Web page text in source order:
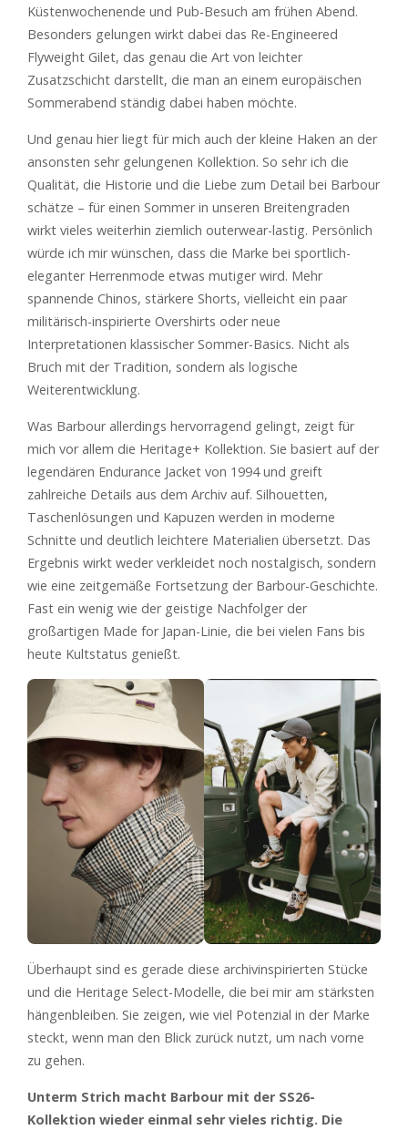
Küstenwochenende und Pub-Besuch am frühen Abend.
Besonders gelungen wirkt dabei das Re-Engineered
Flyweight Gilet, das genau die Art von leichter
Zusatzschicht darstellt, die man an einem europäischen
Sommerabend ständig dabei haben möchte.
Und genau hier liegt für mich auch der kleine Haken an der
ansonsten sehr gelungenen Kollektion. So sehr ich die
Qualität, die Historie und die Liebe zum Detail bei Barbour
schätze – für einen Sommer in unseren Breitengraden
wirkt vieles weiterhin ziemlich outerwear-lastig. Persönlich
würde ich mir wünschen, dass die Marke bei sportlich-
eleganter Herrenmode etwas mutiger wird. Mehr
spannende Chinos, stärkere Shorts, vielleicht ein paar
militärisch-inspirierte Overshirts oder neue
Interpretationen klassischer Sommer-Basics. Nicht als
Bruch mit der Tradition, sondern als logische
Weiterentwicklung.
Was Barbour allerdings hervorragend gelingt, zeigt für
mich vor allem die Heritage+ Kollektion. Sie basiert auf der
legendären Endurance Jacket von 1994 und greift
zahlreiche Details aus dem Archiv auf. Silhouetten,
Taschenlösungen und Kapuzen werden in moderne
Schnitte und deutlich leichtere Materialien übersetzt. Das
Ergebnis wirkt weder verkleidet noch nostalgisch, sondern
wie eine zeitgemäße Fortsetzung der Barbour-Geschichte.
Fast ein wenig wie der geistige Nachfolger der
großartigen Made for Japan-Linie, die bei vielen Fans bis
heute Kultstatus genießt.
Überhaupt sind es gerade diese archivinspirierten Stücke
und die Heritage Select-Modelle, die bei mir am stärksten
hängenbleiben. Sie zeigen, wie viel Potenzial in der Marke
steckt, wenn man den Blick zurück nutzt, um nach vorne
zu gehen.
Unterm Strich macht Barbour mit der SS26-
Kollektion wieder einmal sehr vieles richtig. Die